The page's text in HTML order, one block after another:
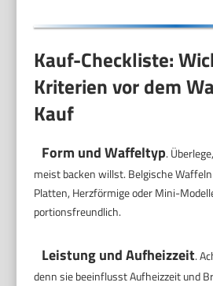
Kauf-Checkliste:
Kriterien vor dem
Kauf
Form und Waffeltyp.
meist backen willst. Belgische
Platten, Herzförmige oder Mini-
portionsfreundlich.
Leistung und Aufheizzeit.
denn sie beeinflusst Aufheizzeit und